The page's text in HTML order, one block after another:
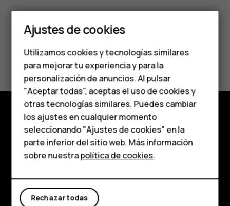
Teléfonos clásicos
Teléfonos para
personas mayores
Accesorios
HMD Terra M
Para empresas
Tabletas
Tienda
Mi cuenta
¿Te ha parecido útil?
Sí No
Tienda
Acerca de
Asistencia
Ajustes de cookies
Utilizamos cookies y tecnologías similares
para mejorar tu experiencia y para la
personalización de anuncios. Al pulsar
"Aceptar todas", aceptas el uso de cookies y
otras tecnologías similares. Puedes cambiar
los ajustes en cualquier momento
seleccionando "Ajustes de cookies" en la
parte inferior del sitio web. Más información
sobre nuestrapolítica de cookies.
Rechazar todas